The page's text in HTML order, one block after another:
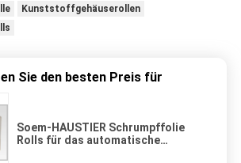
Kunststoffgehäuserollen
Sie den besten Preis für
Soem-HAUSTIER Schrumpffolie
Rolls für das automatische